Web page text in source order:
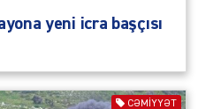
yeni icra başçısı
CƏMIYYƏT